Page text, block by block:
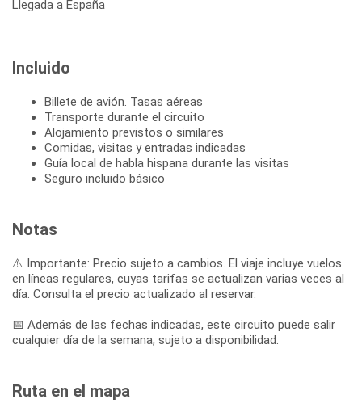
Llegada a España
Incluido
Billete de avión. Tasas aéreas
Transporte durante el circuito
Alojamiento previstos o similares
Comidas, visitas y entradas indicadas
Guía local de habla hispana durante las visitas
Seguro incluido básico
Notas
⚠️ Importante: Precio sujeto a cambios. El viaje incluye vuelos
en líneas regulares, cuyas tarifas se actualizan varias veces al
día. Consulta el precio actualizado al reservar.
📅 Además de las fechas indicadas, este circuito puede salir
cualquier día de la semana, sujeto a disponibilidad.
Ruta en el mapa